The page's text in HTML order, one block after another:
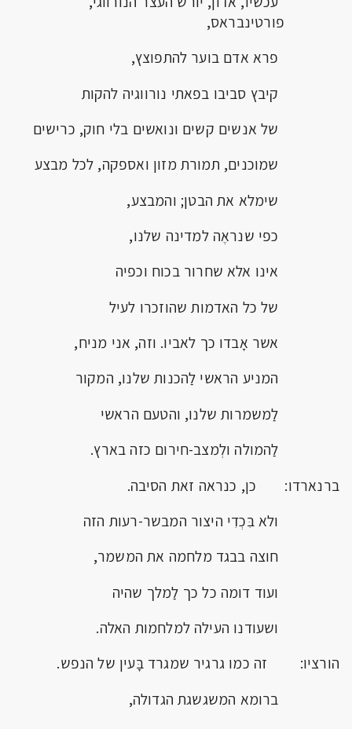
פורטינבראס,
פרא אדם בוער להתפוצץ,
קיבץ סביבו בפאתי נורווגיה להקות
של אנשים קשים ונואשים בלי חוק, כרישים
שמוכנים, תמורת מזון ואספקה, לכל מבצע
שימלא את הבטן; והמבצע,
כפי שנראֶה למדינה שלנו,
אינו אלא שחרור בכוח וכפיה
של כל האדמות שהוזכרו לעיל
אשר אָבדו כך לאביו. וזה, אני מניח,
המניע הראשי לַהכנות שלנו, המקור
לַמשמרות שלנו, והטעם הראשי
לַהמולה ולְמצב-חירום כזה בארץ.
ברנארדו: כן, כנראה זאת הסיבה.
ולא בִּכְדִי היצור המבשר-רעות הזה
חוצה בבגד מלחמה את המשמר,
ועוד דומה כל כך לַמלך שהיה
ושעודנו העילה למלחמות האלה.
הורציו: זה כמו גרגיר שמגרד בָּעין של הנפש.
ברומא המשגשגת הגדולה,